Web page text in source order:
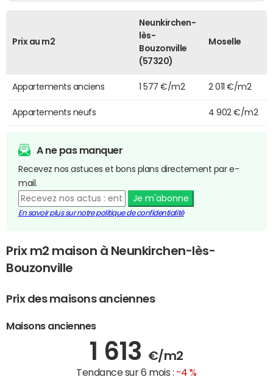
Prix au m2
Neunkirchen-
lès-
Bouzonville
(57320)
Moselle
Appartements anciens 1 577 €/m2 2 011 €/m2
Appartements neufs 4 902 €/m2
A ne pas manquer
Recevez nos astuces et bons plans directement par e-
mail.
Je m'abonne
En savoir plus sur notre politique de confidentialité
Prix m2 maison à Neunkirchen-lès-
Bouzonville
Prix des maisons anciennes
Maisons anciennes
1 613 €/m2
Tendance sur 6 mois : -4 %